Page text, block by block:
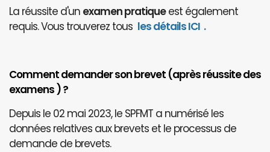
La réussite d'un examen pratiqueest également
requis. Vous trouverez tous les détails ICI .
Comment demander son brevet (après réussite des
examens ) ?
Depuis le 02 mai 2023, le SPFMT a numérisé les
données relatives aux brevets et le processus de
demande de brevets.